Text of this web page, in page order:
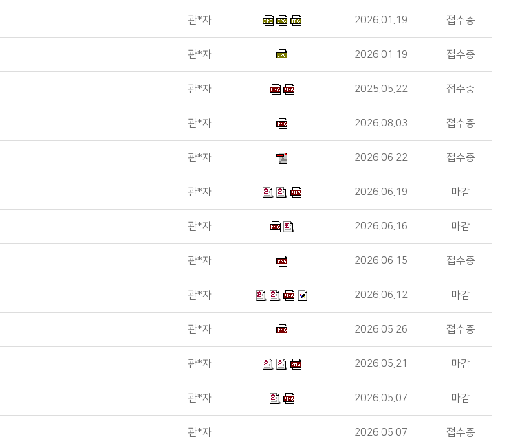
관*자 2026.01.19 접수중
관*자 2026.01.19 접수중
관*자 2025.05.22 접수중
관*자 2026.08.03 접수중
관*자 2026.06.22 접수중
관*자 2026.06.19 마감
관*자 2026.06.16 마감
관*자 2026.06.15 접수중
관*자 2026.06.12 마감
관*자 2026.05.26 접수중
관*자 2026.05.21 마감
관*자 2026.05.07 마감
관*자 2026.05.07 접수중